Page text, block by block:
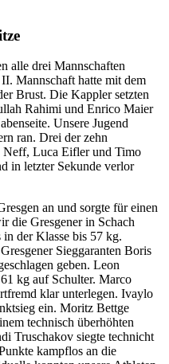
alle drei Mannschaften
Mannschaft hatte mit dem
Brust. Die Kappler setzten
Rahimi und Enrico Maier
Unsere Jugend
ran. Drei der zehn
Luca Eifler und Timo
in letzter Sekunde verlor
an und sorgte für einen
die Gresgener in Schach
der Klasse bis 57 kg.
Sieggaranten Boris
geben. Leon
kg auf Schulter. Marco
klar unterlegen. Ivaylo
ein. Moritz Bettge
technisch überhöhten
Truschakov siegte technicht
kampflos an die